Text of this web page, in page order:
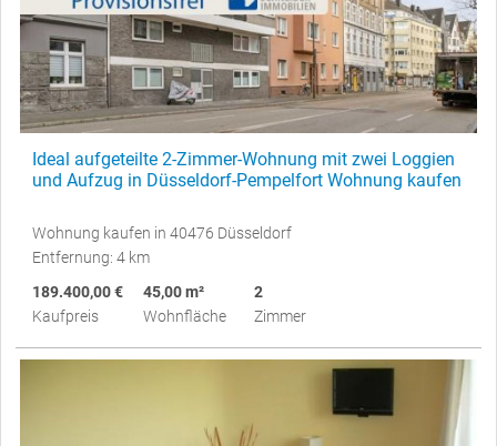
Ideal aufgeteilte 2-Zimmer-Wohnung mit zwei Loggien
und Aufzug in Düsseldorf-Pempelfort Wohnung kaufen
Wohnung kaufen in 40476 Düsseldorf
Entfernung: 4 km
189.400,00 €
Kaufpreis
45,00 m²
Wohnfläche
2
Zimmer